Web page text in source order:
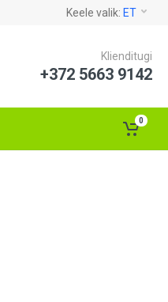
Keele valik: ET
Klienditugi
+372 5663 9142
0